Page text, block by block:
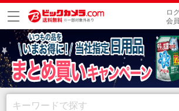
ロ
会